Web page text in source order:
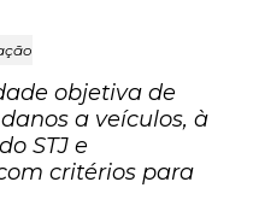
objetiva de
a veículos, à
STJ e
critérios para